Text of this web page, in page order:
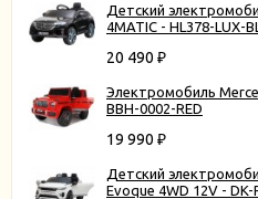
Детский
4MATIC - HL378-LUX-
20 490 ₽
Электромобиль
BBH-0002-RED
19 990 ₽
Детский
Evoque 4WD 12V - DK-